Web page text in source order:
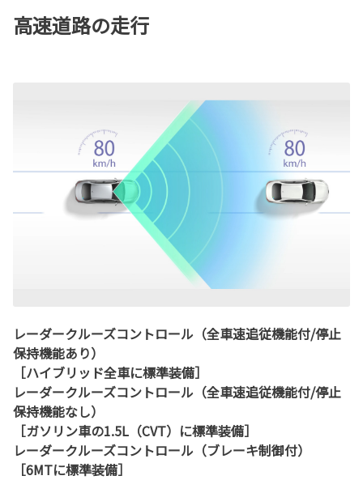
高速道路の走行
レーダークルーズコントロール（全車速追従機能付/停止
保持機能あり）
［ハイブリッド全車に標準装備］
レーダークルーズコントロール（全車速追従機能付/停止
保持機能なし）
［ガソリン車の1.5L（CVT）に標準装備］
レーダークルーズコントロール（ブレーキ制御付）
［6MTに標準装備］